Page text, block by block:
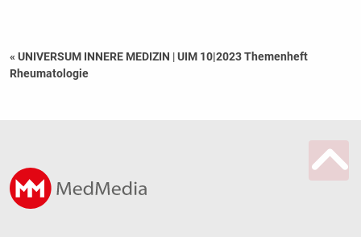
« UNIVERSUM INNERE MEDIZIN |UIM 10|2023 Themenheft
Rheumatologie